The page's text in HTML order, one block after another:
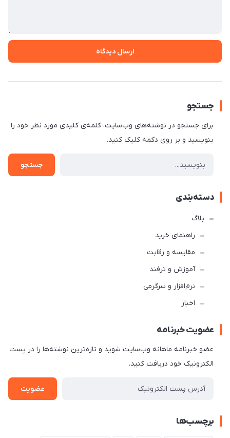
ارسال دیدگاه
جستجو
برای جستجو در نوشته‌های وب‌سایت، کلمه‌ی کلیدی مورد نظر خود را
بنویسید و بر روی دکمه کلیک کنید.
جستجو
دسته‌بندی
بلاگ
راهنمای خرید
مقایسه و رقابت
آموزش و ترفند
نرم‌افزار و سرگرمی
اخبار
عضویت خبرنامه
عضو خبرنامه ماهانه وب‌سایت شوید و تازه‌ترین نوشته‌ها را در پست
الکترونیک خود دریافت کنید.
عضویت
برچسب‌ها